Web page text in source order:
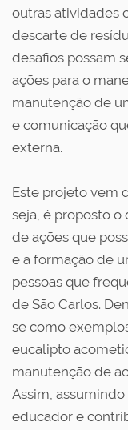
outras atividades
descarte de
desafios possam
ações para o
manutenção de
e comunicação
externa.
Este projeto vem
seja, é proposto
de ações que
e a formação de
pessoas que
de São Carlos.
se como
eucalipto
manutenção de
Assim,
educador e